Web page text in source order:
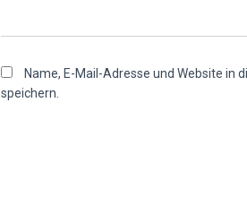
Name, E-Mail-Adresse und Website
speichern.